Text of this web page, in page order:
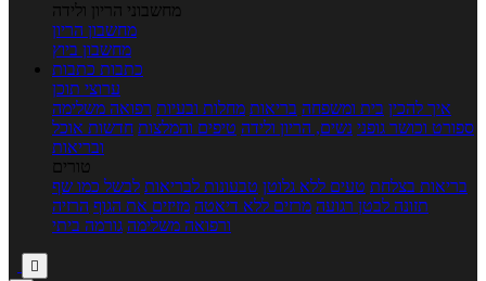
מחשבוני הריון ולידה
מחשבון הריון
מחשבון ביוץ
כתבות כתבות
ערוצי תוכן
איך להכין בית ומשפחה בריאות מחלות ובעיות רפואה משלימה
ספורט וכושר גופני נשים, הריון ולידה טיפים והמלצות חדשות אוכל
ובריאות
טורים
בריאות בצלחת טעים ללא גלוטן טבעונות לבריאות לבשל כמו שף
תזונה לבטן רגועה מרזים ללא דיאטה מזיזים את הגוף הרזיה
ורפואה משלימה גורמה ביתי
